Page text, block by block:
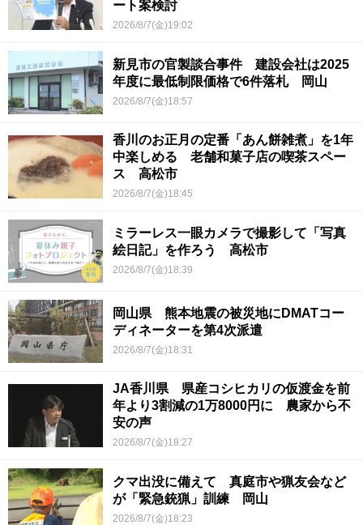
ート案検討
2026/8/7(金)19:02
新見市の官製談合事件 建設会社は2025
年度に最低制限価格で6件落札 岡山
2026/8/7(金)18:57
香川のお正月の定番「あん餅雑煮」を1年
中楽しめる 老舗和菓子店の喫茶スペー
ス 高松市
2026/8/7(金)18:45
ミラーレス一眼カメラで撮影して「写真
絵日記」を作ろう 高松市
2026/8/7(金)18:39
岡山県 熊本地震の被災地にDMATコー
ディネーターを第4次派遣
2026/8/7(金)18:31
JA香川県 県産コシヒカリの仮渡金を前
年より3割減の1万8000円に 農家から不
安の声
2026/8/7(金)18:27
クマ出没に備えて 真庭市や猟友会など
が「緊急銃猟」訓練 岡山
2026/8/7(金)18:23